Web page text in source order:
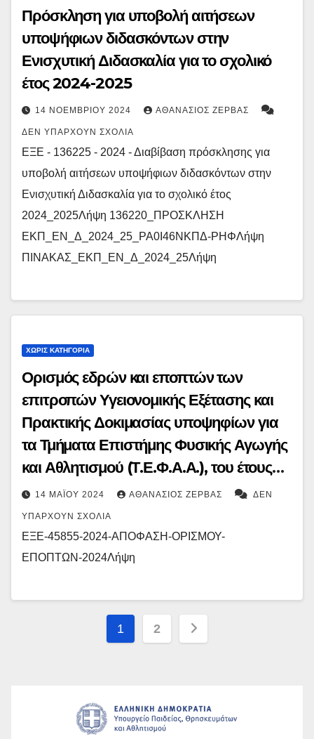
Πρόσκληση για υποβολή αιτήσεων
υποψήφιων διδασκόντων στην
Ενισχυτική Διδασκαλία για το σχολικό
έτος 2024-2025
14 ΝΟΕΜΒΡΊΟΥ 2024 ΑΘΑΝΆΣΙΟΣ ΖΈΡΒΑΣ
ΔΕΝ ΥΠΆΡΧΟΥΝ ΣΧΌΛΙΑ
ΕΞΕ - 136225 - 2024 - Διαβίβαση πρόσκλησης για
υποβολή αιτήσεων υποψήφιων διδασκόντων στην
Ενισχυτική Διδασκαλία για το σχολικό έτος
2024_2025Λήψη 136220_ΠΡΟΣΚΛΗΣΗ
ΕΚΠ_ΕΝ_Δ_2024_25_ΡΑ0Ι46ΝΚΠΔ-ΡΗΦΛήψη
ΠΙΝΑΚΑΣ_ΕΚΠ_ΕΝ_Δ_2024_25Λήψη
ΧΩΡΊΣ ΚΑΤΗΓΟΡΊΑ
Ορισμός εδρών και εποπτών των
επιτροπών Υγειονομικής Εξέτασης και
Πρακτικής Δοκιμασίας υποψηφίων για
τα Τμήματα Επιστήμης Φυσικής Αγωγής
και Αθλητισμού (Τ.Ε.Φ.Α.Α.), του έτους
2024
14 ΜΑΪ́ΟΥ 2024 ΑΘΑΝΆΣΙΟΣ ΖΈΡΒΑΣ ΔΕΝ
ΥΠΆΡΧΟΥΝ ΣΧΌΛΙΑ
ΕΞΕ-45855-2024-ΑΠΟΦΑΣΗ-ΟΡΙΣΜΟΥ-
ΕΠΟΠΤΩΝ-2024Λήψη
Σελιδοποίηση
1 2